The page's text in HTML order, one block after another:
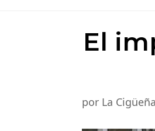
El
por La